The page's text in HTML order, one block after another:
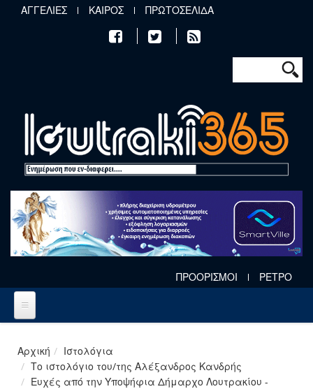
Παράκαμψη προς το κυρίως περιεχόμενο
ΑΓΓΕΛΙΕΣ ΚΑΙΡΟΣ ΠΡΩΤΟΣΕΛΙΔΑ
Φόρμα
Αναζήτηση
ΠΡΟΟΡΙΣΜΟΙ ΡΕΤΡΟ
Αρχική
Ιστολόγια
Το ιστολόγιο του/της Αλέξανδρος Κανδρής
Ευχές από την Υποψήφια Δήμαρχο Λουτρακίου -